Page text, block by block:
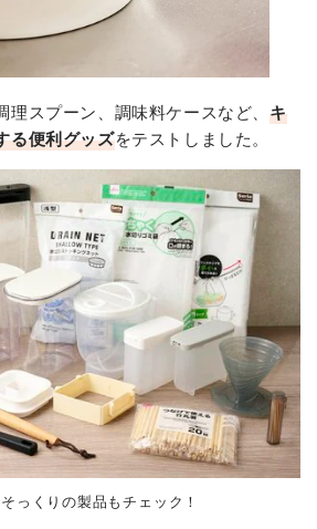
スプーン、調味料ケースなど、 キ
る便利グッズをテストしました。
っくりの製品もチェック！